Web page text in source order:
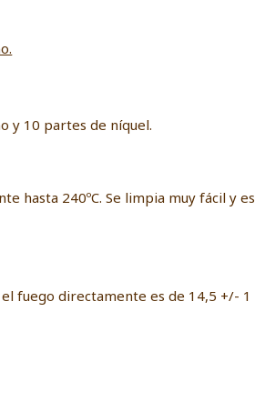
y 10 partes de níquel.
hasta 240ºC. Se limpia muy fácil y es
fuego directamente es de 14,5 +/- 1